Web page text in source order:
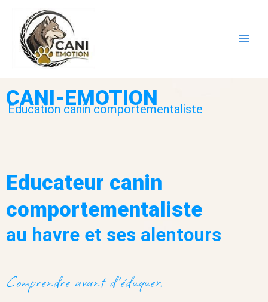
contenu
CANI-EMOTION
Education canin comportementaliste
Educateur canin
comportementaliste
au havre et ses alentours
Comprendre avant d'éduquer.